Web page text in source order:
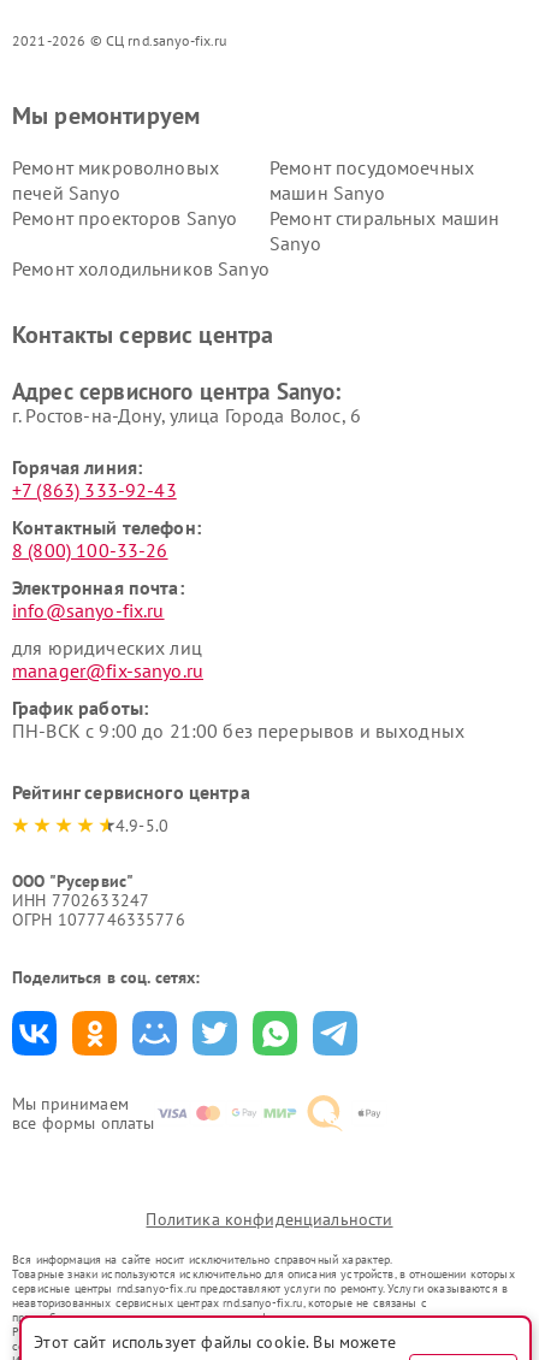
2021-2026 © СЦ rnd.sanyo-fix.ru
Мы принимаем
все формы оплаты
Мы ремонтируем
Ремонт микроволновых
печей Sanyo
Ремонт посудомоечных
машин Sanyo
Ремонт проекторов Sanyo
Ремонт стиральных машин
Sanyo
Ремонт холодильников Sanyo
Контакты сервис центра
Адрес сервисного центра Sanyo:
г. Ростов-на-Дону, улица Города Волос, 6
Горячая линия:
+7 (863) 333-92-43
Контактный телефон:
8 (800) 100-33-26
Электронная почта:
info@sanyo-fix.ru
для юридических лиц
manager@fix-sanyo.ru
График работы:
ПН-ВСК с 9:00 до 21:00 без перерывов и выходных
Рейтинг сервисного центра
4.9-5.0
ООО "Русервис"
ИНН 7702633247
ОГРН 1077746335776
Поделиться в соц. сетях:
Политика конфиденциальности
Вся информация на сайте носит исключительно справочный характер.
Товарные знаки используются исключительно для описания устройств, в отношении которых
сервисные центры rnd.sanyo-fix.ru предоставляют услуги по ремонту. Услуги оказываются в
неавторизованных сервисных центрах rnd.sanyo-fix.ru, которые не связаны с
правообладателями товарных знаков или их официальными представителями.
Ремонт осуществляется для устройств, уже введенных в гражданский оборот в соответствии
со статьей 1487 ГК РФ.
Этот сайт использует файлы cookie. Вы можете